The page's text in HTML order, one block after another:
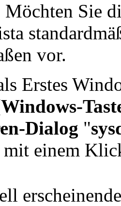
Sie
vor.
Erstes
Windows-
Dialog "
mit einem